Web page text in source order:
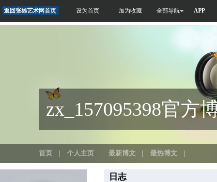
返回张雄艺术网首页 设为首页 加为收藏 全部导航 APP
zx_157095398官方
首页 个人主页 最新博文 最热博文
日志